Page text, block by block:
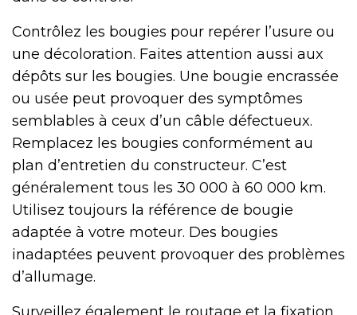
Contrôlez les bougies pour repérer l’usure ou
une décoloration. Faites attention aussi aux
dépôts sur les bougies. Une bougie encrassée
ou usée peut provoquer des symptômes
semblables à ceux d’un câble défectueux.
Remplacez les bougies conformément au
plan d’entretien du constructeur. C’est
généralement tous les 30 000 à 60 000 km.
Utilisez toujours la référence de bougie
adaptée à votre moteur. Des bougies
inadaptées peuvent provoquer des problèmes
d’allumage.